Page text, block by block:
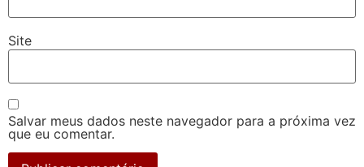
Site
Salvar meus dados neste navegador para a próxima vez
que eu comentar.